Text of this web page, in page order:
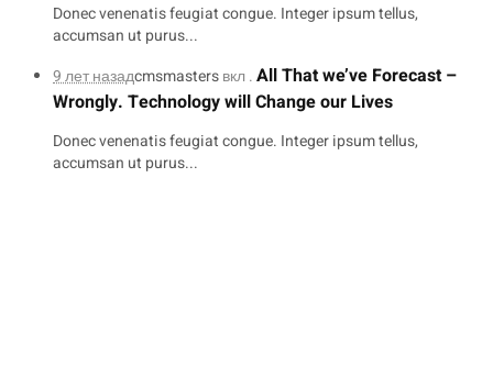
Donec venenatis feugiat congue. Integer ipsum tellus,
accumsan ut purus...
9 лет назадcmsmastersвкл .All That we’ve Forecast –
Wrongly. Technology will Change our Lives
Donec venenatis feugiat congue. Integer ipsum tellus,
accumsan ut purus...